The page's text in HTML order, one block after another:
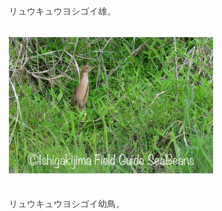
リュウキュウヨシゴイ雄。
リュウキュウヨシゴイ幼鳥。